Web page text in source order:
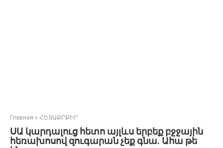
Главная » ՀԵՏԱՔՐՔԻՐ
ՍԱ կարդալուց հետո այլևս երբեք բջջային
հեռախոսով զուգարան չեք գնա. Ահա թե